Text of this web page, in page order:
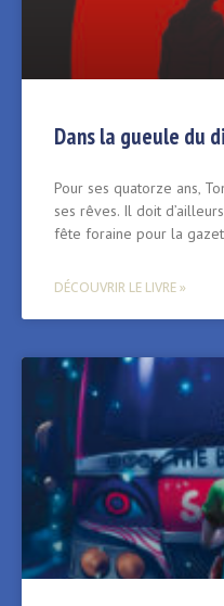
Dans la gueule du
Pour ses quatorze ans‚
ses rêves. Il doit
fête foraine pour la
DÉCOUVRIR LE LIVRE »